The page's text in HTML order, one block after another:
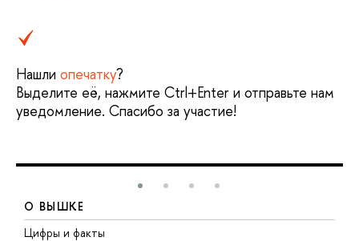
Нашли опечатку?
Выделите её, нажмите Ctrl+Enter и отправьте нам
уведомление. Спасибо за участие!
О ВЫШКЕ
Цифры и факты